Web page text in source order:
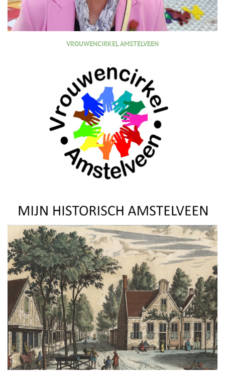
VROUWENCIRKEL AMSTELVEEN